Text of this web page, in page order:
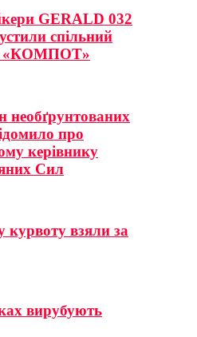
GERALD 032
спільний
«КОМПОТ»
про
керівнику
Сил
взяли за
вирубують